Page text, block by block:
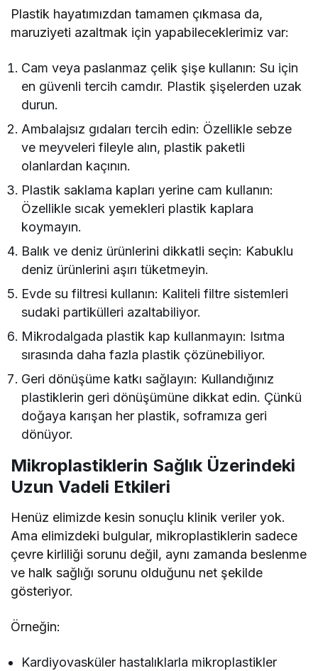
Plastik hayatımızdan tamamen çıkmasa da,
maruziyeti azaltmak için yapabileceklerimiz var:
Cam veya paslanmaz çelik şişe kullanın: Su için
en güvenli tercih camdır. Plastik şişelerden uzak
durun.
Ambalajsız gıdaları tercih edin: Özellikle sebze
ve meyveleri fileyle alın, plastik paketli
olanlardan kaçının.
Plastik saklama kapları yerine cam kullanın:
Özellikle sıcak yemekleri plastik kaplara
koymayın.
Balık ve deniz ürünlerini dikkatli seçin: Kabuklu
deniz ürünlerini aşırı tüketmeyin.
Evde su filtresi kullanın: Kaliteli filtre sistemleri
sudaki partikülleri azaltabiliyor.
Mikrodalgada plastik kap kullanmayın: Isıtma
sırasında daha fazla plastik çözünebiliyor.
Geri dönüşüme katkı sağlayın: Kullandığınız
plastiklerin geri dönüşümüne dikkat edin. Çünkü
doğaya karışan her plastik, soframıza geri
dönüyor.
Mikroplastiklerin Sağlık Üzerindeki
Uzun Vadeli Etkileri
Henüz elimizde kesin sonuçlu klinik veriler yok.
Ama elimizdeki bulgular, mikroplastiklerin sadece
çevre kirliliği sorunu değil, aynı zamanda beslenme
ve halk sağlığı sorunu olduğunu net şekilde
gösteriyor.
Örneğin:
Kardiyovasküler hastalıklarla mikroplastikler